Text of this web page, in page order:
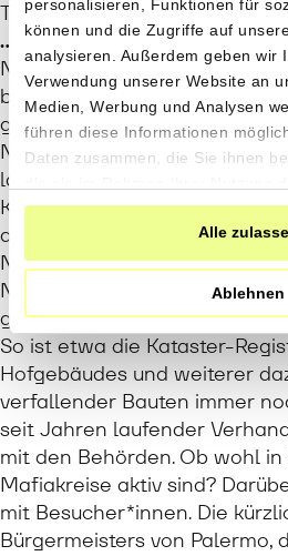
personalisieren, Funktionen für
können und die Zugriffe auf
analysieren. Außerdem geben wir
Verwendung unserer Website an
Medien, Werbung und Analysen
führen diese Informationen
Daten zusammen, die Sie ihnen
haben.
Alle
Ablehnen
Tourist*innen beschert.
…als auch (leider) mit den
NOE kann nur einzelnen
bezahlen. Vieles wird in
geleistet. Dank dem Food
NOE nebst den
landwirtschaftliche
Kühlcontainer aufstellen und
anlegen. Die weitere
Nutzung dieser Anlagen
NOE setzt auf langfristige
gleichzeitig mit grossen
So ist etwa die Kataster-
Hofgebäudes und weiterer
verfallender Bauten immer
seit Jahren laufender
mit den Behörden. Ob wohl
Mafiakreise aktiv sind?
mit Besucher*innen. Die
Bürgermeisters von Palermo,